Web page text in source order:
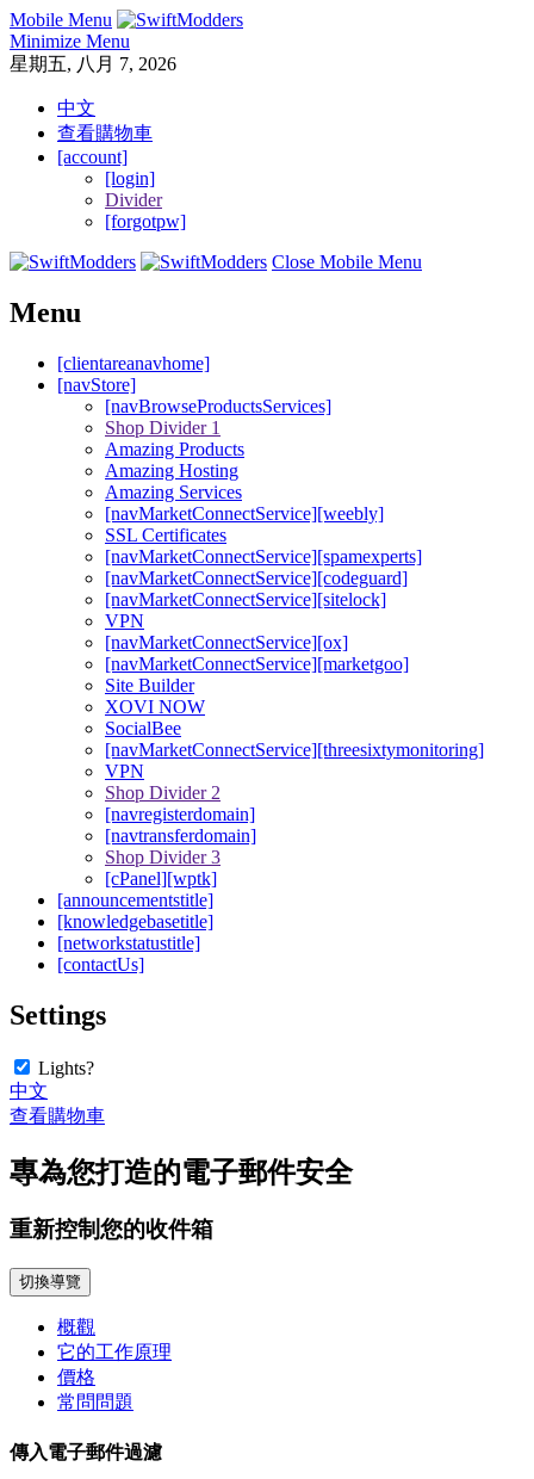
Mobile Menu
Minimize Menu
星期五, 八月 7, 2026
中文
查看購物車
[account]
[login]
Divider
[forgotpw]
Close Mobile Menu
Menu
[clientareanavhome]
[navStore]
[navBrowseProductsServices]
Shop Divider 1
Amazing Products
Amazing Hosting
Amazing Services
[navMarketConnectService][weebly]
SSL Certificates
[navMarketConnectService][spamexperts]
[navMarketConnectService][codeguard]
[navMarketConnectService][sitelock]
VPN
[navMarketConnectService][ox]
[navMarketConnectService][marketgoo]
Site Builder
XOVI NOW
SocialBee
[navMarketConnectService][threesixtymonitoring]
VPN
Shop Divider 2
[navregisterdomain]
[navtransferdomain]
Shop Divider 3
[cPanel][wptk]
[announcementstitle]
[knowledgebasetitle]
[networkstatustitle]
[contactUs]
Settings
Lights?
中文
查看購物車
專為您打造的電子郵件安全
重新控制您的收件箱
切換導覽
概觀
它的工作原理
價格
常問問題
傳入電子郵件過濾